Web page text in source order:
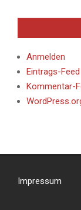
Anmelden
Eintrags-Feed
Kommentar-
Impressum